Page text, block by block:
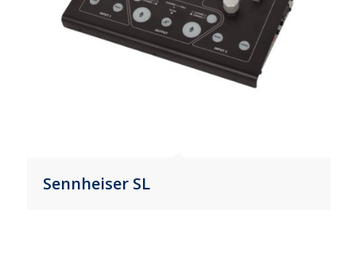
Sennheiser SL